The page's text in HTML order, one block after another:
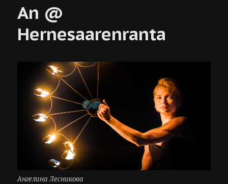
An @
Hernesaarenranta
Ангелина Лесникова